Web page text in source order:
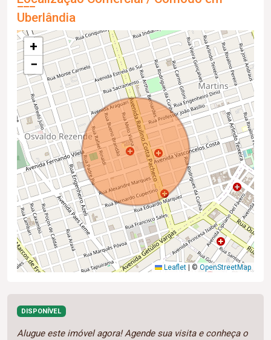
Uberlândia
+
−
Leaflet | © OpenStreetMap
DISPONÍVEL
Alugue este imóvel agora! Agende sua visita e conheça o